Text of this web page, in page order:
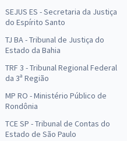
SEJUS ES - Secretaria da Justiça
do Espírito Santo
TJ BA - Tribunal de Justiça do
Estado da Bahia
TRF 3 - Tribunal Regional Federal
da 3ª Região
MP RO - Ministério Público de
Rondônia
TCE SP - Tribunal de Contas do
Estado de São Paulo